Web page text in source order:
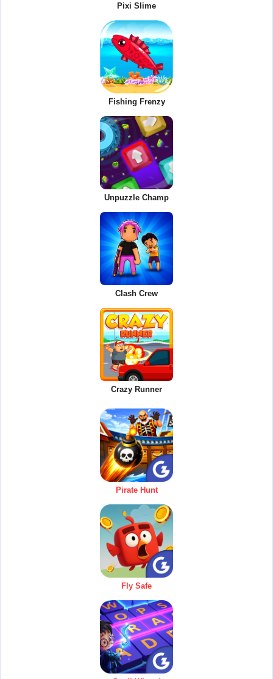
Pixi Slime
Fishing Frenzy
Unpuzzle Champ
Clash Crew
Crazy Runner
Pirate Hunt
Fly Safe